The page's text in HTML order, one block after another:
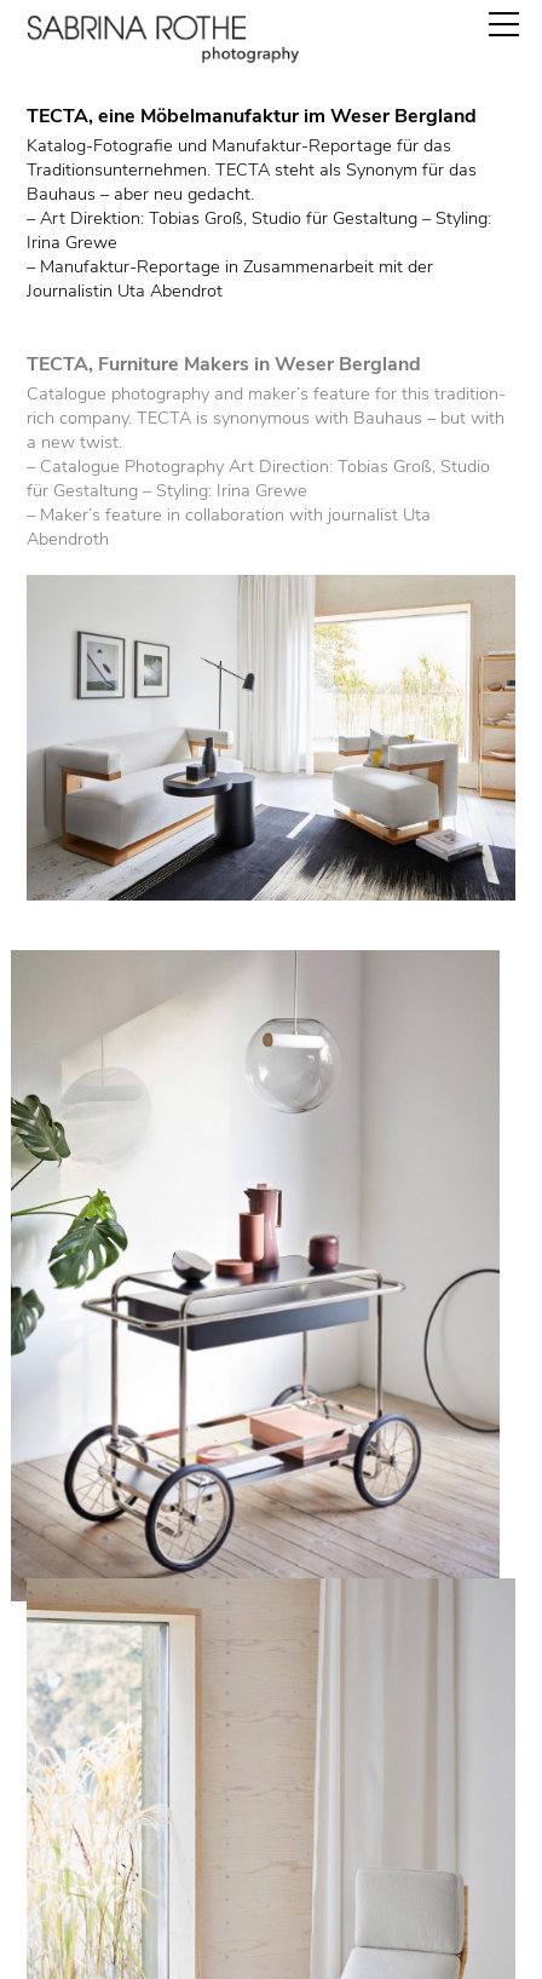
work
editions
about
instagram
TECTA, eine Möbelmanufaktur im Weser Bergland
Katalog-Fotografie und Manufaktur-Reportage für das
Traditionsunternehmen. TECTA steht als Synonym für das
Bauhaus – aber neu gedacht.
– Art Direktion: Tobias Groß, Studio für Gestaltung – Styling:
Irina Grewe
– Manufaktur-Reportage in Zusammenarbeit mit der
Journalistin Uta Abendrot
TECTA, Furniture Makers in Weser Bergland
Catalogue photography and maker’s feature for this tradition-
rich company. TECTA is synonymous with Bauhaus – but with
a new twist.
– Catalogue Photography Art Direction: Tobias Groß, Studio
für Gestaltung­ – Styling: Irina Grewe
– Maker’s feature in collaboration with journalist Uta
Abendroth